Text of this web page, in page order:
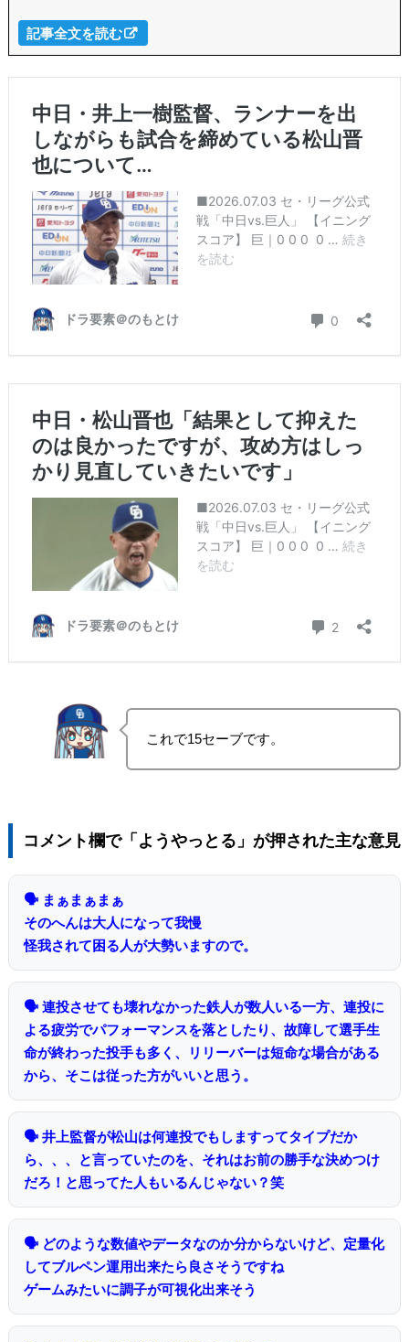
記事全文を読む
これで15セーブです。
コメント欄で「ようやっとる」が押された主な意見
🗣 まぁまぁまぁ
そのへんは大人になって我慢
怪我されて困る人が大勢いますので。
🗣 連投させても壊れなかった鉄人が数人いる一方、連投に
よる疲労でパフォーマンスを落としたり、故障して選手生
命が終わった投手も多く、リリーバーは短命な場合がある
から、そこは従った方がいいと思う。
🗣 井上監督が松山は何連投でもしますってタイプだか
ら、、、と言っていたのを、それはお前の勝手な決めつけ
だろ！と思ってた人もいるんじゃない？笑
🗣 どのような数値やデータなのか分からないけど、定量化
してブルペン運用出来たら良さそうですね
ゲームみたいに調子が可視化出来そう